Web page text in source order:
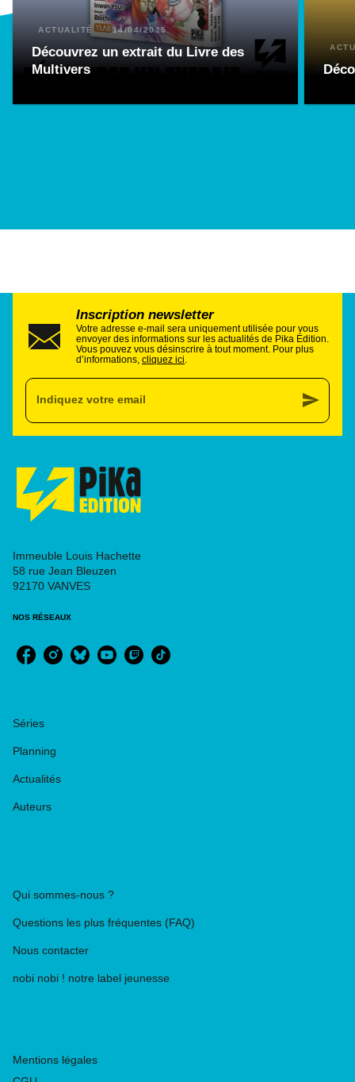
ACTUALITÉ 14/04/2025
Découvrez un extrait du Livre des
Multivers
Inscription newsletter
Votre adresse e-mail sera uniquement utilisée pour vous
envoyer des informations sur les actualités de Pika Édition.
Vous pouvez vous désinscrire à tout moment. Pour plus
d’informations, cliquez ici
Indiquez votre email send
Immeuble Louis Hachette
58 rue Jean Bleuzen
92170 VANVES
NOS RÉSEAUX
Séries
Planning
Actualités
Auteurs
Qui sommes-nous ?
Questions les plus fréquentes (FAQ)
Nous contacter
nobi nobi ! notre label jeunesse
Mentions légales